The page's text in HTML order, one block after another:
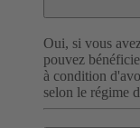
Oui, si vous
pouvez
à condition
selon le régime